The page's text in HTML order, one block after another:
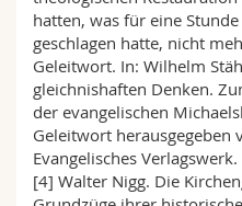
hatten, was für eine
geschlagen hatte, nicht
Geleitwort. In: Wilhelm
gleichnishaften Denken.
der evangelischen
Geleitwort herausgegeben
Evangelisches
[4] Walter Nigg. Die